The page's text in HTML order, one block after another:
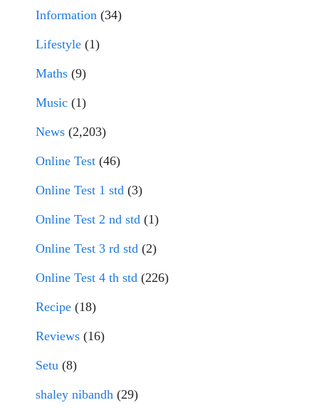
Information (34)
Lifestyle (1)
Maths (9)
Music (1)
News (2,203)
Online Test (46)
Online Test 1 std (3)
Online Test 2 nd std (1)
Online Test 3 rd std (2)
Online Test 4 th std (226)
Recipe (18)
Reviews (16)
Setu (8)
shaley nibandh (29)